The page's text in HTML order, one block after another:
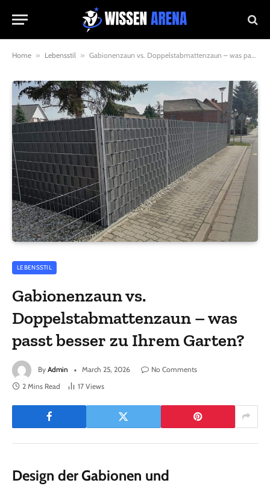
Home » Lebensstil » Gabionenzaun vs. Doppelstabmattenzaun – was passt besser zu Ihrem Garten?
LEBENSSTIL
Gabionenzaun vs.
Doppelstabmattenzaun – was
passt besser zu Ihrem Garten?
By Admin March 25, 2026
No Comments
2 Mins Read
17 Views
Design der Gabionen und